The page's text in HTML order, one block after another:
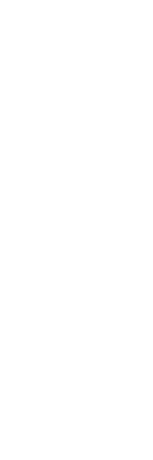
bien l'administration du personnel que le